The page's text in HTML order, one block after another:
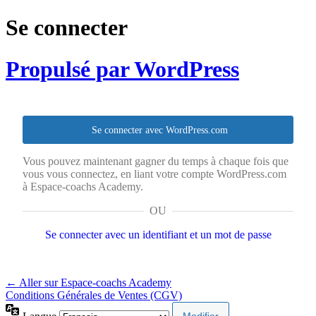
Se connecter
Propulsé par WordPress
Se connecter avec WordPress.com
Vous pouvez maintenant gagner du temps à chaque fois que
vous vous connectez, en liant votre compte WordPress.com
à Espace-coachs Academy.
OU
Se connecter avec un identifiant et un mot de passe
← Aller sur Espace-coachs Academy
Conditions Générales de Ventes (CGV)